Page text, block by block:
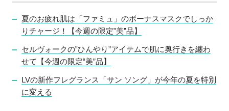
夏のお疲れ肌は「ファミュ」のボーナスマスクでしっか
りチャージ！【今週の限定‟美”品】
セルヴォークの‟ひんやり”アイテムで肌に奥行きを纏わ
せて【今週の限定‟美”品】
LVの新作フレグランス「サン ソング」が今年の夏を特別
に変える